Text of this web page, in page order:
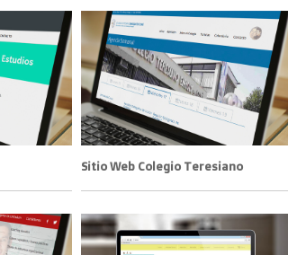
Sitio Web Colegio Teresiano